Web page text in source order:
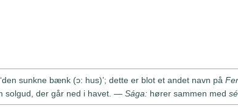
sunkne bænk (ɔ: hus)’; dette er blot et andet navn på
solgud, der går ned i havet. — Sága: hører sammen med